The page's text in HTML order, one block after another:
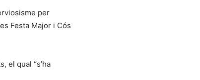
per
Festa Major i Cós
el qual “s’ha